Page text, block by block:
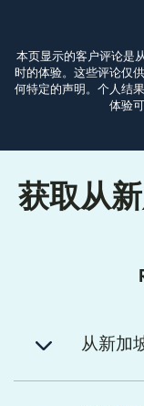
本页显示的客户评论是
时的体验。这些评论仅
何特定的声明。个人结
体验
获取从
从新加